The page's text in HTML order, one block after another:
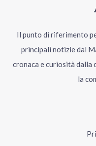
Il punto di riferimento
principali notizie dal
cronaca e curiosità dalla
la